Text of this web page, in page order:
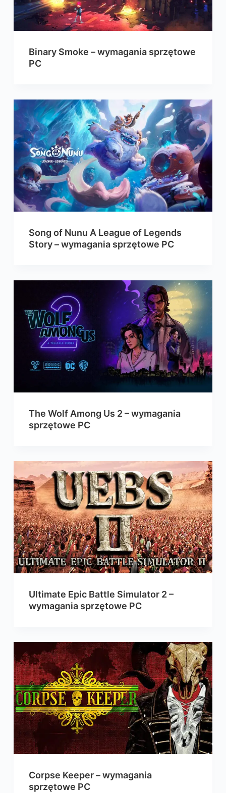
Binary Smoke – wymagania sprzętowe
PC
Song of Nunu A League of Legends
Story – wymagania sprzętowe PC
The Wolf Among Us 2 – wymagania
sprzętowe PC
Ultimate Epic Battle Simulator 2 –
wymagania sprzętowe PC
Corpse Keeper – wymagania
sprzętowe PC